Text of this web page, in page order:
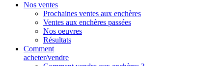
Nos ventes
Prochaines ventes aux enchères
Ventes aux enchères passées
Nos oeuvres
Résultats
Comment
acheter/vendre